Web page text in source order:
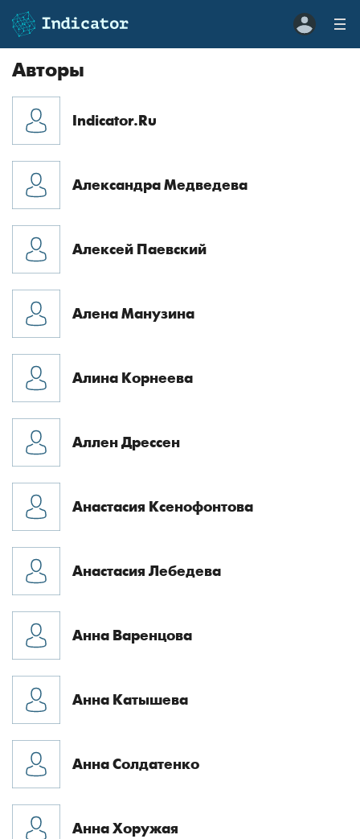
Авторы
Indicator.Ru
Александра Медведева
Алексей Паевский
Алена Манузина
Алина Корнеева
Аллен Дрессен
Анастасия Ксенофонтова
Анастасия Лебедева
Анна Варенцова
Анна Катышева
Анна Солдатенко
Анна Хоружая